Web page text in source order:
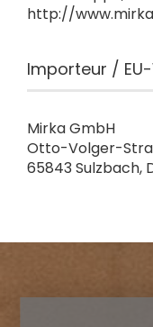
http://
Importeur /
Mirka GmbH
Otto-Volger-
65843 Sulzbach,